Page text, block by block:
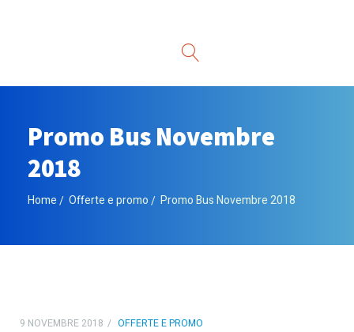
Promo Bus Novembre
2018
Home Offerte e promo Promo Bus Novembre 2018
9 NOVEMBRE 2018 OFFERTE E PROMO